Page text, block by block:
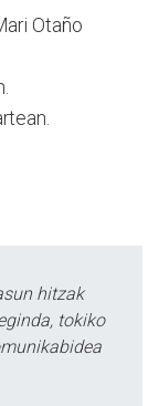
Otaño
hitzak
tokiko